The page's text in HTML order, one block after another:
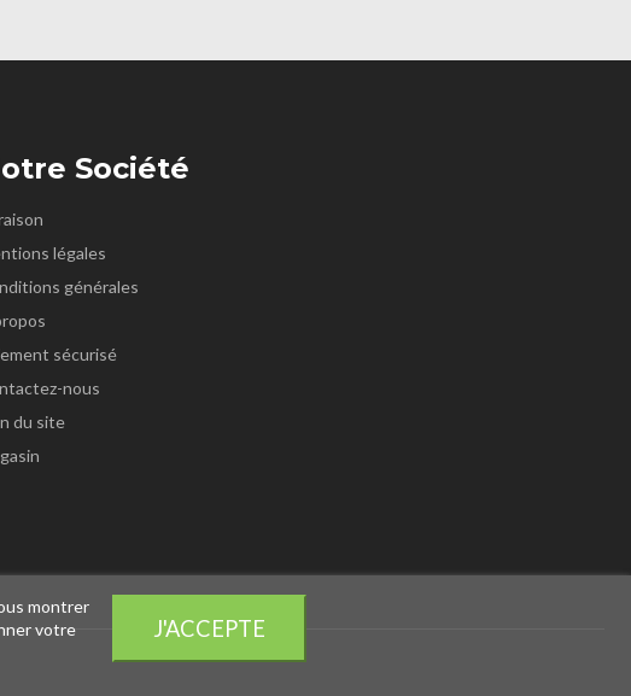
Société
légales
générales
sécurisé
nous
du site
montrer
votre
J'ACCEPTE